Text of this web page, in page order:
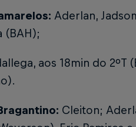
Aderlan,
(BAH);
aos 18min do 2ºT
Cleiton;